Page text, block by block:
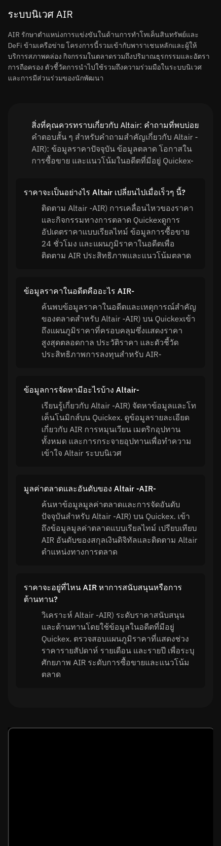
ระบบนิเวศ AIR
AIR รักษาตำแหน่งการแข่งขันในด้านการทำโทเค็นสินทรัพย์และ
DeFi ข้ามเครือข่าย โครงการนี้รวมเข้ากับพาราเชนหลักและผู้ให้
บริการสภาพคล่อง กิจกรรมในตลาดรวมถึงปริมาณธุรกรรมและอัตรา
การถือครอง ตัวชี้วัดการนำไปใช้รวมถึงความร่วมมือในระบบนิเวศ
และการมีส่วนร่วมของนักพัฒนา
สิ่งที่คุณควรทราบเกี่ยวกับ Altair: คำถามที่พบบ่อย
คำตอบสั้น ๆ สำหรับคำถามสำคัญเกี่ยวกับ Altair -
AIR): ข้อมูลราคาปัจจุบัน ข้อมูลตลาด โอกาสใน
การซื้อขาย และแนวโน้มในอดีตที่มีอยู่ Quickex-
ราคาจะเป็นอย่างไร Altair เปลี่ยนไปเมื่อเร็วๆ นี้?
ติดตาม Altair -AIR) การเคลื่อนไหวของราคา
และกิจกรรมทางการตลาด Quickexดูการ
อัปเดตราคาแบบเรียลไทม์ ข้อมูลการซื้อขาย
24 ชั่วโมง และแผนภูมิราคาในอดีตเพื่อ
ติดตาม AIR ประสิทธิภาพและแนวโน้มตลาด
ข้อมูลราคาในอดีตคืออะไร AIR-
ค้นพบข้อมูลราคาในอดีตและเหตุการณ์สำคัญ
ของตลาดสำหรับ Altair -AIR) บน Quickexเข้า
ถึงแผนภูมิราคาที่ครอบคลุมซึ่งแสดงราคา
สูงสุดตลอดกาล ประวัติราคา และตัวชี้วัด
ประสิทธิภาพการลงทุนสำหรับ AIR-
ข้อมูลการจัดหามีอะไรบ้าง Altair-
เรียนรู้เกี่ยวกับ Altair -AIR) จัดหาข้อมูลและโท
เค็นโนมิกส์บน Quickex. ดูข้อมูลรายละเอียด
เกี่ยวกับ AIR การหมุนเวียน เมตริกอุปทาน
ทั้งหมด และการกระจายอุปทานเพื่อทำความ
เข้าใจ Altair ระบบนิเวศ
มูลค่าตลาดและอันดับของ Altair -AIR-
ค้นหาข้อมูลมูลค่าตลาดและการจัดอันดับ
ปัจจุบันสำหรับ Altair -AIR) บน Quickex. เข้า
ถึงข้อมูลมูลค่าตลาดแบบเรียลไทม์ เปรียบเทียบ
AIR อันดับของสกุลเงินดิจิทัลและติดตาม Altair
ตำแหน่งทางการตลาด
ราคาจะอยู่ที่ไหน AIR หาการสนับสนุนหรือการ
ต้านทาน?
วิเคราะห์ Altair -AIR) ระดับราคาสนับสนุน
และต้านทานโดยใช้ข้อมูลในอดีตที่มีอยู่
Quickex. ตรวจสอบแผนภูมิราคาที่แสดงช่วง
ราคารายสัปดาห์ รายเดือน และรายปี เพื่อระบุ
ศักยภาพ AIR ระดับการซื้อขายและแนวโน้ม
ตลาด